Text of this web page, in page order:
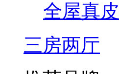
全屋真
三房两厅